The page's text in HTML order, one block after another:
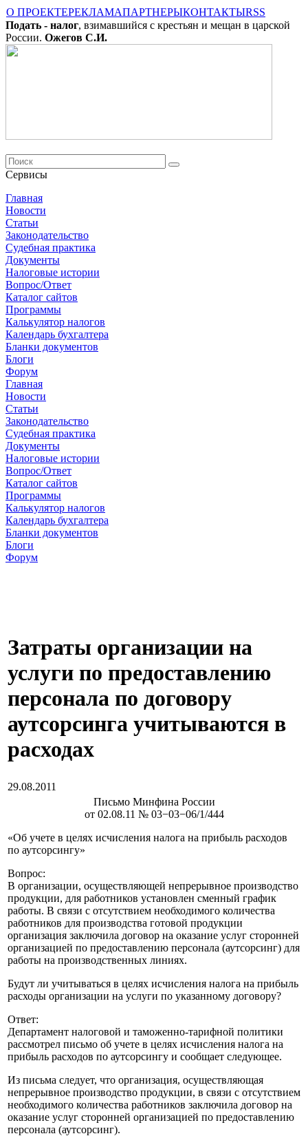
О ПРОЕКТЕРЕКЛАМАПАРТНЕРЫКОНТАКТЫRSS
Подать - налог, взимавшийся с крестьян и мещан в царской
России. Ожегов С.И.
Сервисы
Главная
Новости
Cтатьи
Законодательство
Судебная практика
Документы
Налоговые истории
Вопрос/Ответ
Каталог сайтов
Программы
Калькулятор налогов
Календарь бухгалтера
Бланки документов
Блоги
Форум
Главная
Новости
Cтатьи
Законодательство
Судебная практика
Документы
Налоговые истории
Вопрос/Ответ
Каталог сайтов
Программы
Калькулятор налогов
Календарь бухгалтера
Бланки документов
Блоги
Форум
Затраты организации на
услуги по предоставлению
персонала по договору
аутсорсинга учитываются в
расходах
29.08.2011
Письмо Минфина России
от 02.08.11 № 03−03−06/1/444
«Об учете в целях исчисления налога на прибыль расходов
по аутсорсингу»
Вопрос:
В организации, осуществляющей непрерывное производство
продукции, для работников установлен сменный график
работы. В связи с отсутствием необходимого количества
работников для производства готовой продукции
организация заключила договор на оказание услуг сторонней
организацией по предоставлению персонала (аутсорсинг) для
работы на производственных линиях.
Будут ли учитываться в целях исчисления налога на прибыль
расходы организации на услуги по указанному договору?
Ответ:
Департамент налоговой и таможенно-тарифной политики
рассмотрел письмо об учете в целях исчисления налога на
прибыль расходов по аутсорсингу и сообщает следующее.
Из письма следует, что организация, осуществляющая
непрерывное производство продукции, в связи с отсутствием
необходимого количества работников заключила договор на
оказание услуг сторонней организацией по предоставлению
персонала (аутсорсинг).